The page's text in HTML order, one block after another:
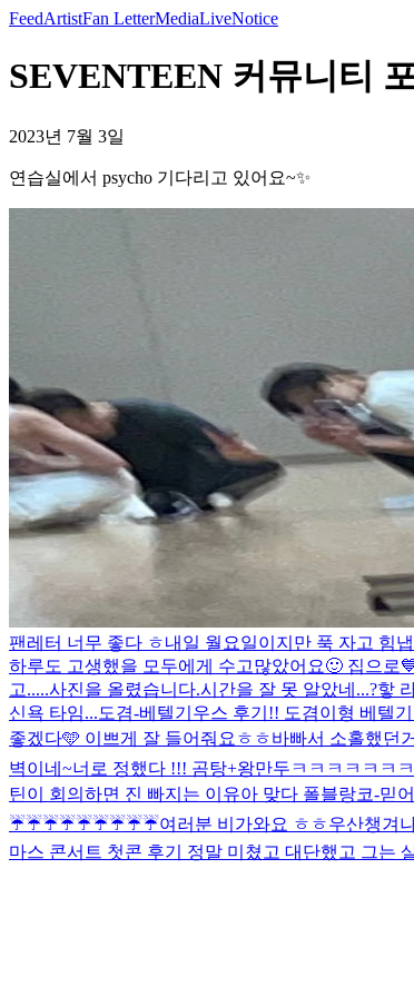
FeedArtistFan LetterMediaLiveNotice
SEVENTEEN 커뮤니티
2023년 7월 3일
연습실에서 psycho 기다리고 있어요~✨
팬레터 너무 좋다 ㅎ내일 월요일이지만 푹 자고 힘
하루도 고생했을 모두에게 수고많았어요🙂 집으로
고.....사진을 올렸습니다.시간을 잘 못 알았네...?핳
신욕 타임...도겸-베텔기우스 후기!! 도겸이형 베텔
좋겠다🩵 이쁘게 잘 들어줘요ㅎㅎ바빠서 소홀했던
벽이네~너로 정했다 !!! 곰탕+왕만두 ㅋㅋㅋㅋㅋㅋ
틴이 회의하면 진 빠지는 이유아 맞다 폴블랑코-믿
☔️☔️☔️☔️☔️☔️☔️☔️☔️여러분 비가와요 ㅎㅎ우산챙겨
마스 콘서트 첫콘 후기 정말 미쳤고 대단했고 그는